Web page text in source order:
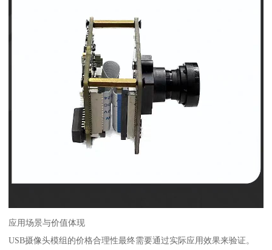
应用场景与价值体现
USB摄像头模组的价格合理性最终需要通过实际应用效果来验证。